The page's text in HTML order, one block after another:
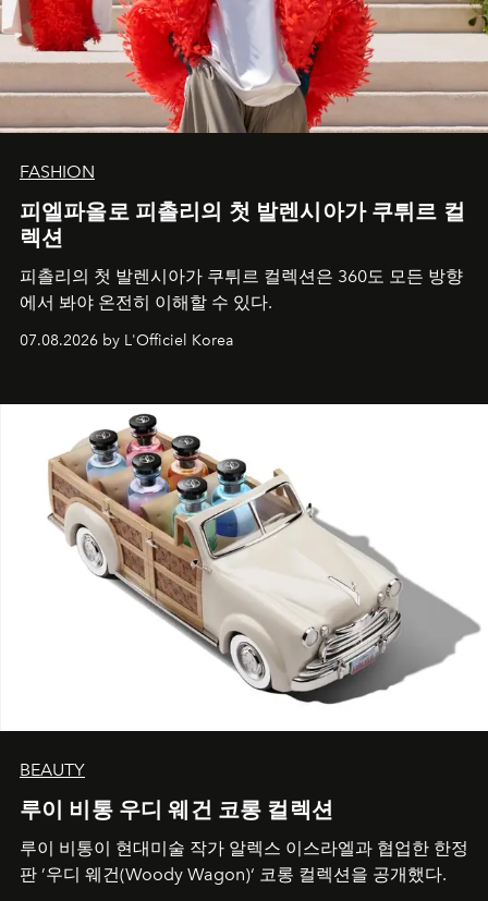
FASHION
피엘파올로 피촐리의 첫 발렌시아가 쿠튀르 컬
렉션
피촐리의 첫 발렌시아가 쿠튀르 컬렉션은 360도 모든 방향
에서 봐야 온전히 이해할 수 있다.
07.08.2026 by L'Officiel Korea
BEAUTY
루이 비통 우디 웨건 코롱 컬렉션
루이 비통이 현대미술 작가 알렉스 이스라엘과 협업한 한정
판 ’우디 웨건(Woody Wagon)‘ 코롱 컬렉션을 공개했다.